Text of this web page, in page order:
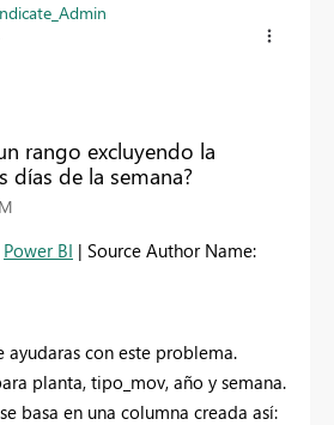
rango excluyendo la
días de la semana?
Power BI | Source Author Name:
ayudaras con este problema.
planta, tipo_mov, año y semana.
basa en una columna creada así: